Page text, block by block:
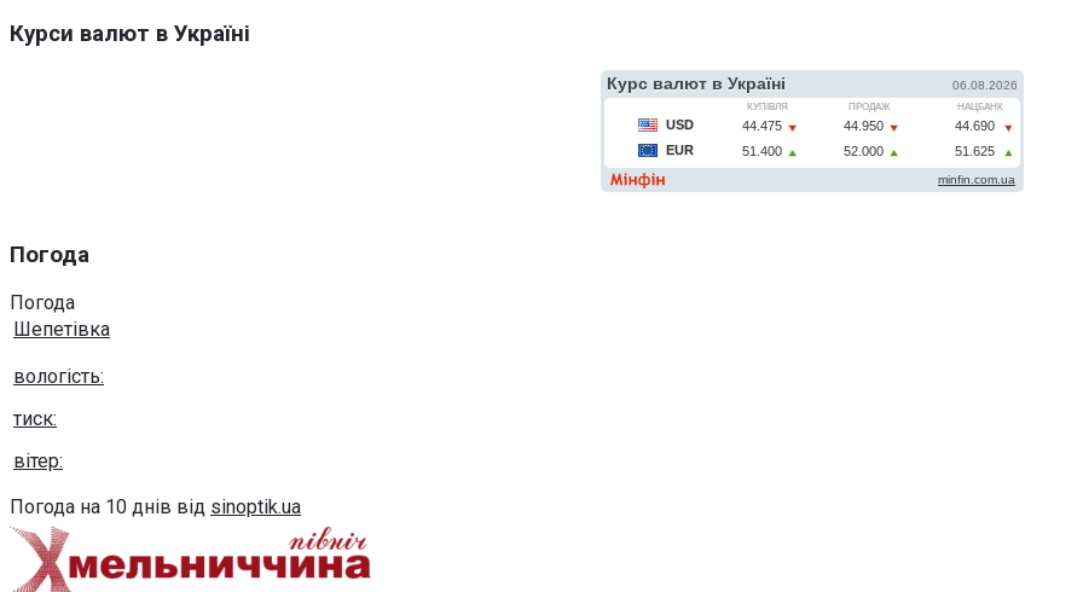
Курси валют в Україні
Погода
Погода
Шепетівка
вологість:
тиск:
вітер:
Погода на 10 днів від sinoptik.ua